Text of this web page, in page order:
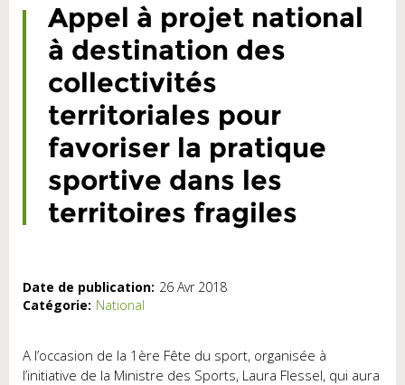
Appel à projet national
à destination des
collectivités
territoriales pour
favoriser la pratique
sportive dans les
territoires fragiles
Date de publication: 26 Avr 2018
Catégorie: National
A l’occasion de la 1ère Fête du sport, organisée à
l’initiative de la Ministre des Sports, Laura Flessel, qui aura